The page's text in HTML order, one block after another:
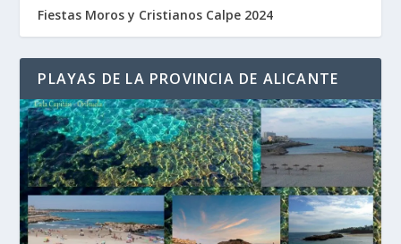
Fiestas Moros y Cristianos Calpe 2024
PLAYAS DE LA PROVINCIA DE ALICANTE